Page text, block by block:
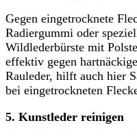
Gegen eingetrocknete
Radiergummi oder
Wildlederbürste mit
effektiv gegen
Rauleder, hilft auch hier
bei eingetrockneten
5. Kunstleder reinigen